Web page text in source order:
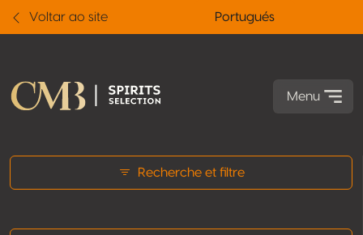
Voltar ao site Portugués
Menu
Recherche et filtre